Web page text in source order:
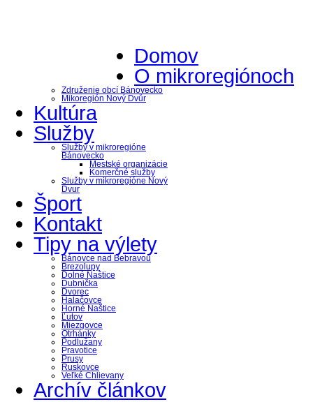
Domov
O mikroregiónoch
Združenie obcí Bánovecko
Mikoregión Nový Dvůr
Kultúra
Služby
Služby v mikroregióne
Bánovecko
Mestské organizácie
Komerčné služby
Služby v mikroregióne Nový
Dvur
Šport
Kontakt
Tipy na výlety
Bánovce nad Bebravou
Brezolupy
Dolné Naštice
Dubnička
Dvorec
Halačovce
Horné Naštice
Ľutov
Miezgovce
Otrhánky
Podlužany
Pravotice
Prusy
Ruskovce
Veľké Chlievany
Archív článkov